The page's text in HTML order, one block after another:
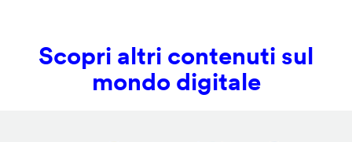
Scopri altri contenuti sul
mondo digitale